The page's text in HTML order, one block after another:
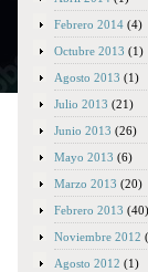
Febrero 2014 (4)
Octubre 2013 (1)
Agosto 2013 (1)
Julio 2013 (21)
Junio 2013 (26)
Mayo 2013 (6)
Marzo 2013 (20)
Febrero 2013 (40)
Noviembre 2012
Agosto 2012 (1)